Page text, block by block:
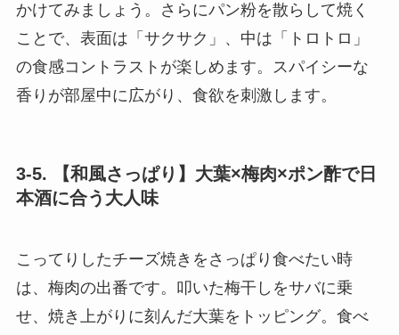
かけてみましょう。さらにパン粉を散らして焼く
ことで、表面は「サクサク」、中は「トロトロ」
の食感コントラストが楽しめます。スパイシーな
香りが部屋中に広がり、食欲を刺激します。
3-5. 【和風さっぱり】大葉×梅肉×ポン酢で日
本酒に合う大人味
こってりしたチーズ焼きをさっぱり食べたい時
は、梅肉の出番です。叩いた梅干しをサバに乗
せ、焼き上がりに刻んだ大葉をトッピング。食べ